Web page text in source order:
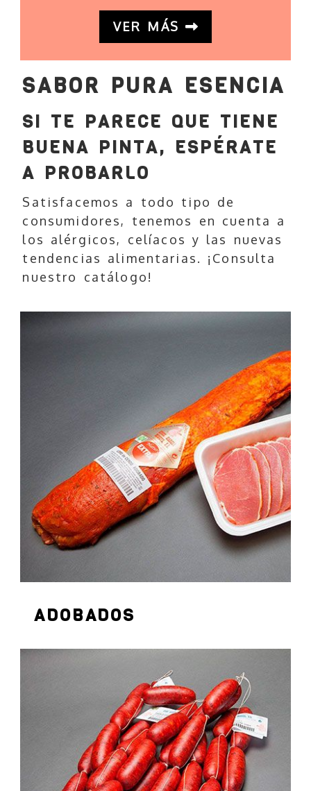
VER MÁS
SABOR PURA ESENCIA
SI TE PARECE QUE TIENE
BUENA PINTA, ESPÉRATE
A PROBARLO
Satisfacemos a todo tipo de
consumidores, tenemos en cuenta a
los alérgicos, celíacos y las nuevas
tendencias alimentarias. ¡Consulta
nuestro catálogo!
ADOBADOS